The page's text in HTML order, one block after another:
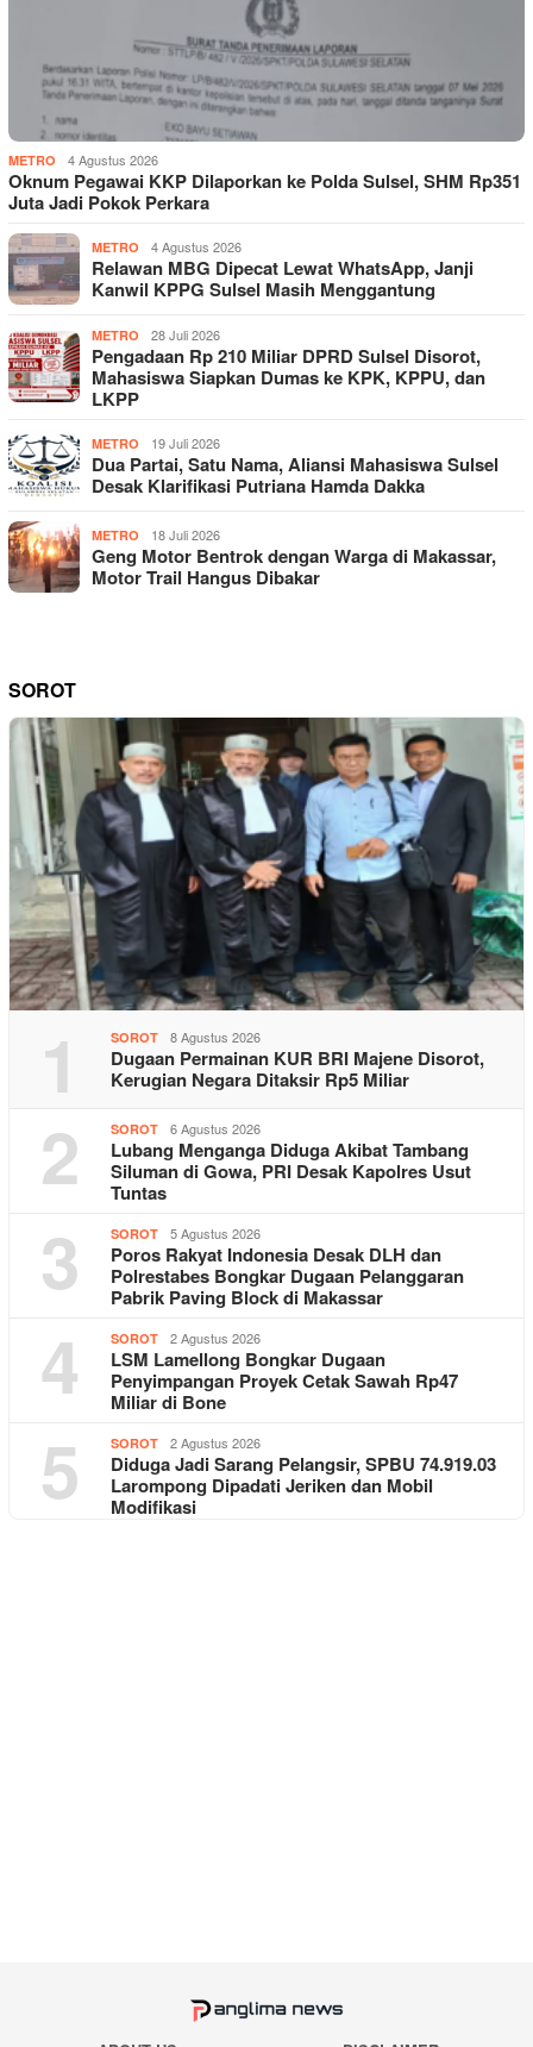
METRO 4 Agustus 2026
Oknum Pegawai KKP Dilaporkan ke Polda Sulsel, SHM Rp351
Juta Jadi Pokok Perkara
METRO 4 Agustus 2026
Relawan MBG Dipecat Lewat WhatsApp, Janji
Kanwil KPPG Sulsel Masih Menggantung
METRO 28 Juli 2026
Pengadaan Rp 210 Miliar DPRD Sulsel Disorot,
Mahasiswa Siapkan Dumas ke KPK, KPPU, dan
LKPP
METRO 19 Juli 2026
Dua Partai, Satu Nama, Aliansi Mahasiswa Sulsel
Desak Klarifikasi Putriana Hamda Dakka
METRO 18 Juli 2026
Geng Motor Bentrok dengan Warga di Makassar,
Motor Trail Hangus Dibakar
SOROT
1 SOROT 8 Agustus 2026
Dugaan Permainan KUR BRI Majene Disorot,
Kerugian Negara Ditaksir Rp5 Miliar
2 SOROT 6 Agustus 2026
Lubang Menganga Diduga Akibat Tambang
Siluman di Gowa, PRI Desak Kapolres Usut
Tuntas
3 SOROT 5 Agustus 2026
Poros Rakyat Indonesia Desak DLH dan
Polrestabes Bongkar Dugaan Pelanggaran
Pabrik Paving Block di Makassar
4 SOROT 2 Agustus 2026
LSM Lamellong Bongkar Dugaan
Penyimpangan Proyek Cetak Sawah Rp47
Miliar di Bone
5 SOROT 2 Agustus 2026
Diduga Jadi Sarang Pelangsir, SPBU 74.919.03
Larompong Dipadati Jeriken dan Mobil
Modifikasi